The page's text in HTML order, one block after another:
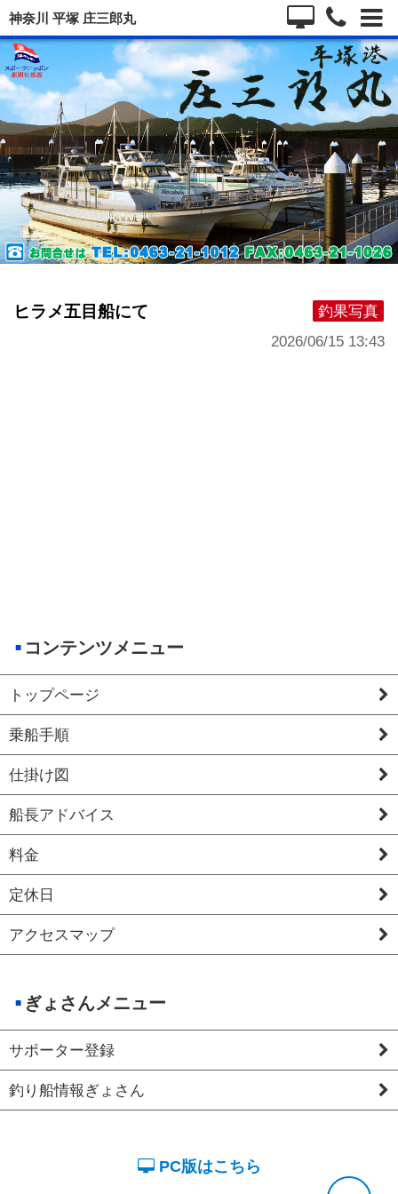
神奈川 平塚 庄三郎丸
釣果写真
ヒラメ五目船にて
2026/06/15 13:43
コンテンツメニュー
トップページ
乗船手順
仕掛け図
船長アドバイス
料金
定休日
アクセスマップ
ぎょさんメニュー
サポーター登録
釣り船情報ぎょさん
PC版はこちら